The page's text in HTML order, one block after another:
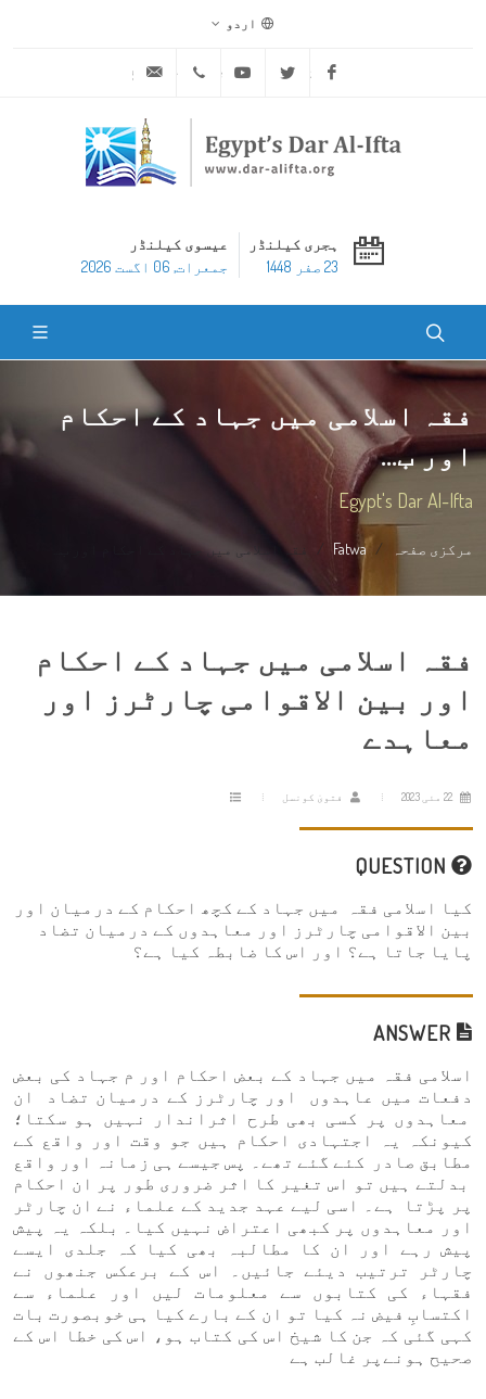
اردو
Facebook
Twitter
Youtube
ہجری کیلنڈر
23 صفر 1448
عیسوی کیلنڈر
جمعرات, 06 اگست 2026
فقہ اسلامی میں جہاد کے احکام
اور ب...
Egypt's Dar Al-Ifta
مرکزی صفحہ Fatwa فقہ اسلامی میں جہاد کے احکام اور ب...
فقہ اسلامی میں جہاد کے احکام
اور بین الاقوامی چارٹرز اور
معاہدے
فتویٰ کونسل
کیا اسلامی فقہ میں جہاد کے کچھ احکام کے درمیان اور
بین الاقوامی چارٹرز اور معاہدوں کے درمیان تضاد
پایا جاتا ہے؟ اور اس کا ضابطہ کیا ہے؟
اسلامی فقہ میں جہاد کے بعض احکام اور م جہاد کی بعض
دفعات میں عاہدوں اور چارٹرز کے درمیان تضاد ان
معاہدوں پر کسی بھی طرح اثراندار نہیں ہو سکتا؛
کیونکہ یہ اجتہادی احکام ہیں جو وقت اور واقع کے
مطابق صادر کئے گئے تھے۔ پس جیسے ہی زمانہ اور واقع
بدلتے ہیں تو اس تغیر کا اثر ضروری طور پر ان احکام
پر پڑتا ہے۔ اسی لیے عہد جدید کے علماء نے ان چارٹر
اور معاہدوں پر کبھی اعتراض نہیں کیا۔ بلکہ یہ پیش
پیش رہے اور ان کا مطالبہ بھی کیا کہ جلدی ایسے
چارٹر ترتیب دیئے جائیں۔ اس کے برعکس جنھوں نے
فقہاء کی کتابوں سے معلومات لیں اور علماء سے
اکتسابِ فیض نہ کیا تو ان کے بارے کیا ہی خوبصورت بات
کہی گئی کہ جن کا شیخ اس کی کتاب ہو، اس کی خطا اس کے
صحیح ہونےپر غالب ہے